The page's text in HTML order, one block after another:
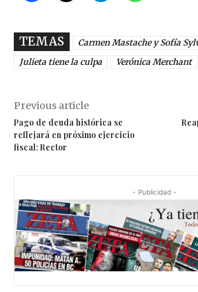
TEMAS Carmen Mastache y Sofía
Julieta tiene la culpa
Verónica Merchant
Previous article
Pago de deuda histórica se
reflejará en próximo ejercicio
fiscal: Rector
- Publicidad -